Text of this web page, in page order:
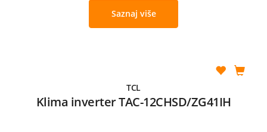
Saznaj više
TCL
Klima inverter TAC-12CHSD/ZG41IH